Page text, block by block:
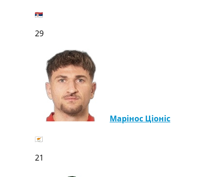
Перша Ліга
Таблиця АПЛ
Таблиця Ла Ліги
Таблиця Ліги Чемпіонів
Всі таблиці >>>
Рейтинги
Рейтинг країн УЄФА
29
Марінос Ціоніс
21